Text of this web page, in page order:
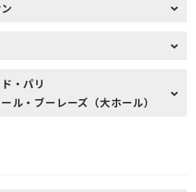
・パリ
ル・ブーレーズ（大ホール）